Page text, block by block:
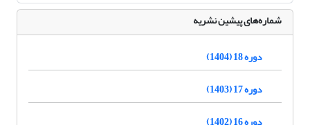
شماره‌های پیشین نشریه
دوره 18 (1404)
دوره 17 (1403)